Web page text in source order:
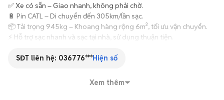
✅ Xe có sẵn – Giao nhanh, không phải chờ.
🔋 Pin CATL – Di chuyển đến 305km/lần sạc.
📦 Tải trọng 945kg – Khoang hàng rộng 6m³, tối ưu vận chuyển.
⚡ Hỗ trợ sạc nhanh và sạc tại nhà, sử dụng thuận tiện.
🏙️ Phù hợp giao hàng, chuyển phát, logistics, thực phẩm và vận
SĐT liên hệ: 036776***Hiện số
Xem thêm